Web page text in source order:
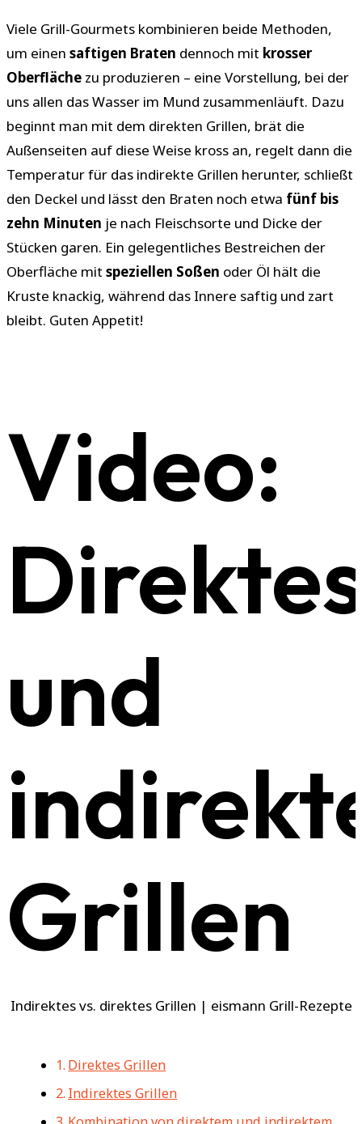
Viele Grill-Gourmets kombinieren beide Methoden,
um einen saftigen Braten dennoch mit krosser
Oberfläche zu produzieren – eine Vorstellung, bei der
uns allen das Wasser im Mund zusammenläuft. Dazu
beginnt man mit dem direkten Grillen, brät die
Außenseiten auf diese Weise kross an, regelt dann die
Temperatur für das indirekte Grillen herunter, schließt
den Deckel und lässt den Braten noch etwa fünf bis
zehn Minuten je nach Fleischsorte und Dicke der
Stücken garen. Ein gelegentliches Bestreichen der
Oberfläche mit speziellen Soßen oder Öl hält die
Kruste knackig, während das Innere saftig und zart
bleibt. Guten Appetit!
Video:
und
Grillen
Indirektes vs. direktes Grillen | eismann Grill-Rezepte
Direktes Grillen
Indirektes Grillen